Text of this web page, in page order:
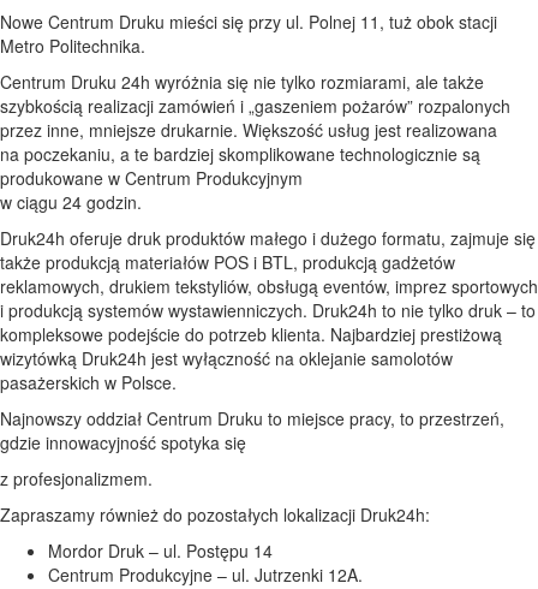
Nowe Centrum Druku mieści się przy ul. Polnej 11, tuż obok stacji
Metro Politechnika.
Centrum Druku 24h wyróżnia się nie tylko rozmiarami, ale także
szybkością realizacji zamówień i „gaszeniem pożarów” rozpalonych
przez inne, mniejsze drukarnie. Większość usług jest realizowana
na poczekaniu, a te bardziej skomplikowane technologicznie są
produkowane w Centrum Produkcyjnym
w ciągu 24 godzin.
Druk24h oferuje druk produktów małego i dużego formatu, zajmuje się
także produkcją materiałów POS i BTL, produkcją gadżetów
reklamowych, drukiem tekstyliów, obsługą eventów, imprez sportowych
i produkcją systemów wystawienniczych. Druk24h to nie tylko druk – to
kompleksowe podejście do potrzeb klienta. Najbardziej prestiżową
wizytówką Druk24h jest wyłączność na oklejanie samolotów
pasażerskich w Polsce.
Najnowszy oddział Centrum Druku to miejsce pracy, to przestrzeń,
gdzie innowacyjność spotyka się
z profesjonalizmem.
Zapraszamy również do pozostałych lokalizacji Druk24h:
Mordor Druk – ul. Postępu 14
Centrum Produkcyjne – ul. Jutrzenki 12A.